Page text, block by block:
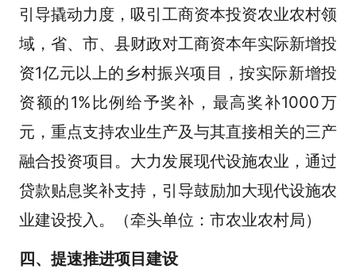
引导撬动力度，吸引工商资本投资农业农村领
域，省、市、县财政对工商资本年实际新增投
资1亿元以上的乡村振兴项目，按实际新增投
资额的1%比例给予奖补，最高奖补1000万
元，重点支持农业生产及与其直接相关的三产
融合投资项目。大力发展现代设施农业，通过
贷款贴息奖补支持，引导鼓励加大现代设施农
业建设投入。（牵头单位：市农业农村局）
四、提速推进项目建设